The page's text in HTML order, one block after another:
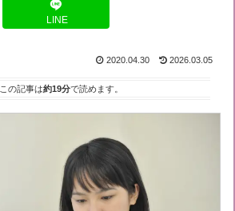
LINE
2020.04.30 2026.03.05
この記事は約19分で読めます。